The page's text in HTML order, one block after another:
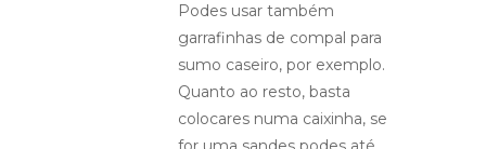
Podes usar também
garrafinhas de compal para
sumo caseiro, por exemplo.
Quanto ao resto, basta
colocares numa caixinha, se